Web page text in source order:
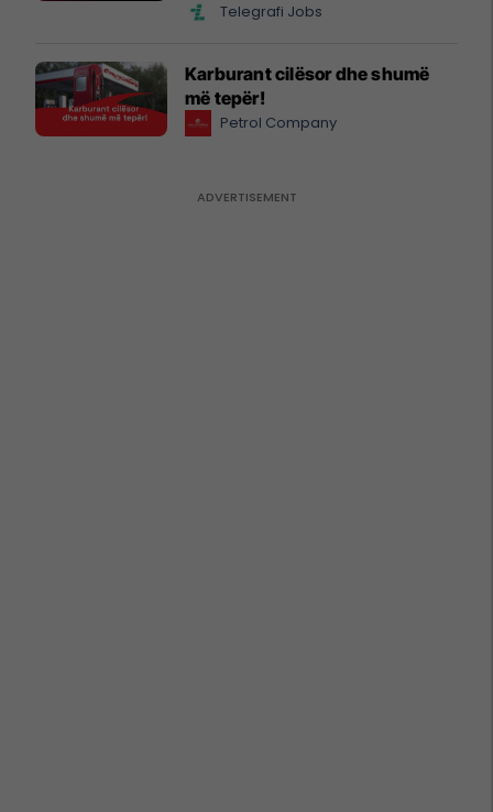
Telegrafi Jobs
Karburant cilësor dhe shumë
më tepër!
Petrol Company